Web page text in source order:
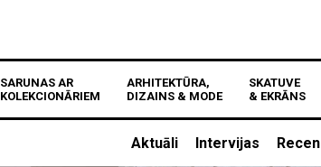
SARUNAS AR
KOLEKCIONĀRIEM
ARHITEKTŪRA,
DIZAINS & MODE
SKATUVE
& EKRĀNS
Aktuāli Intervijas